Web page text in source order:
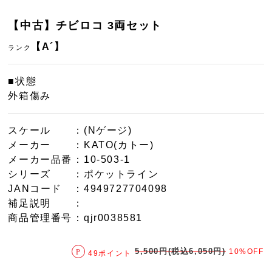
【中古】チビロコ 3両セット
ランク 【A´】
■状態
外箱傷み
スケール
：(Nゲージ)
メーカー
：KATO(カトー)
メーカー品番
：10-503-1
シリーズ
：ポケットライン
JANコード
：4949727704098
補足説明
：
商品管理番号 ：qjr0038581
49ポイント 5,500円(税込6,050円) 10%OFF